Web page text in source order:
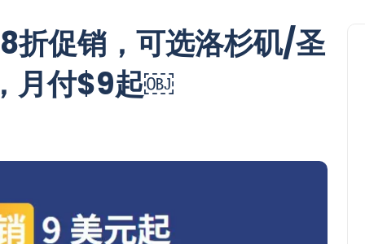
促销，可选洛杉矶/圣
月付$9起￼